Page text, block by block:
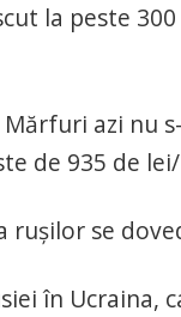
la peste
Mărfuri azi
de 935 de
rușilor se
în